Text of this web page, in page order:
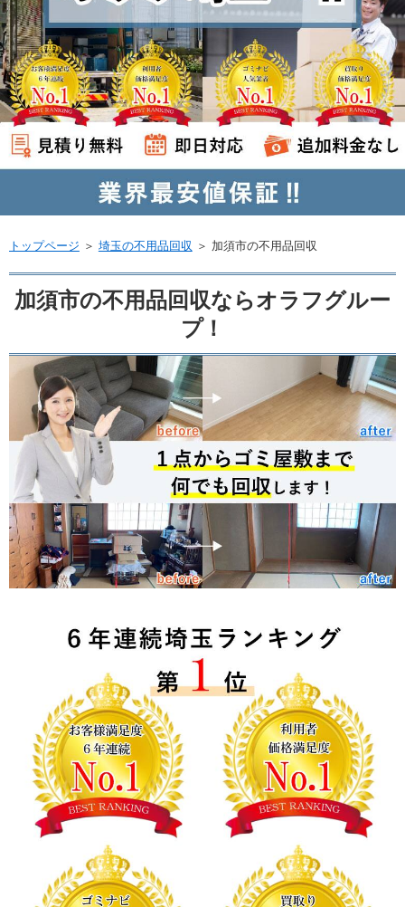
トップページ ＞ 埼玉の不用品回収 ＞ 加須市の不用品回収
加須市の不用品回収ならオラフグルー
プ！